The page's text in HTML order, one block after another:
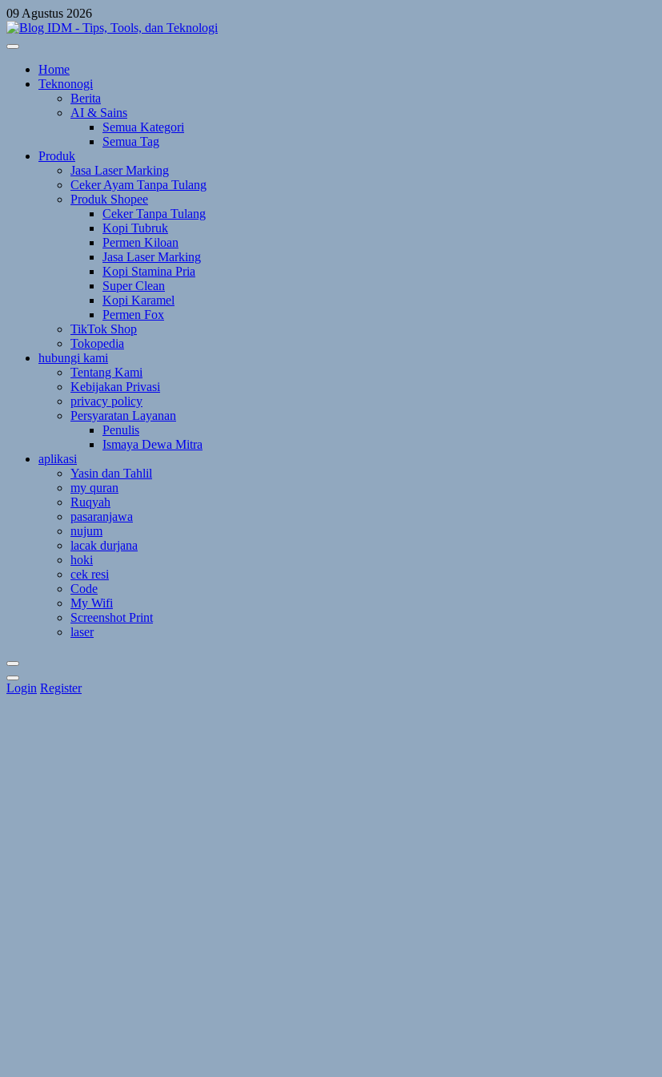
Skip
to
content
09 Agustus 2026
Home
Teknonogi
Berita
AI & Sains
Semua Kategori
Semua Tag
Produk
Jasa Laser Marking
Ceker Ayam Tanpa Tulang
Produk Shopee
Ceker Tanpa Tulang
Kopi Tubruk
Permen Kiloan
Jasa Laser Marking
Kopi Stamina Pria
Super Clean
Kopi Karamel
Permen Fox
TikTok Shop
Tokopedia
hubungi kami
Tentang Kami
Kebijakan Privasi
privacy policy
Persyaratan Layanan
Penulis
Ismaya Dewa Mitra
aplikasi
Yasin dan Tahlil
my quran
Ruqyah
pasaranjawa
nujum
lacak durjana
hoki
cek resi
Code
My Wifi
Screenshot Print
laser
Toggle
Theme
Login Register